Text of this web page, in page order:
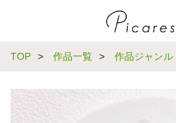
TOP > 作品一覧 > 作品ジャンル